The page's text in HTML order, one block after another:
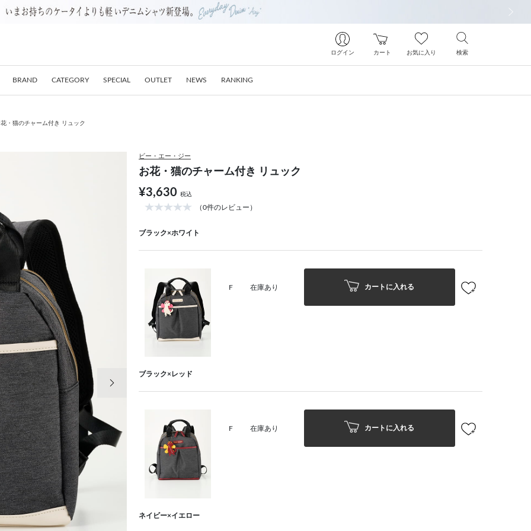
ログイン カート お気に入り 検索
BRAND CATEGORY SPECIAL OUTLET NEWS RANKING
・猫のチャーム付き リュック
次の画像
ビー・エー・ジー
お花・猫のチャーム付き リュック
¥3,630 税込
（0件のレビュー）
ブラック×ホワイト
F 在庫あり カートに入れる
ブラック×レッド
F 在庫あり カートに入れる
ネイビー×イエロー